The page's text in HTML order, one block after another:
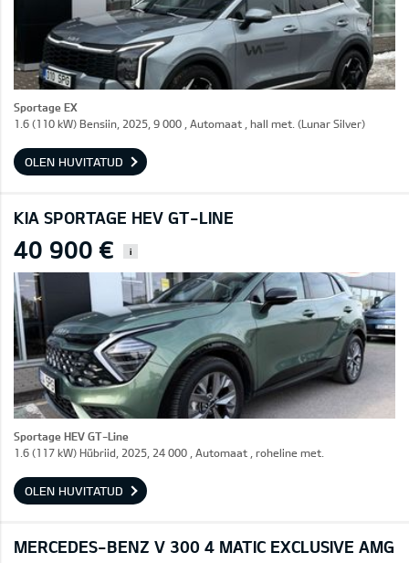
Sportage EX
1.6 (110 kW) Bensiin, 2025, 9 000 , Automaat , hall met. (Lunar Silver)
OLEN HUVITATUD
KIA SPORTAGE HEV GT-LINE
40 900 € i
Sportage HEV GT-Line
1.6 (117 kW) Hübriid, 2025, 24 000 , Automaat , roheline met.
OLEN HUVITATUD
MERCEDES-BENZ V 300 4 MATIC EXCLUSIVE AMG